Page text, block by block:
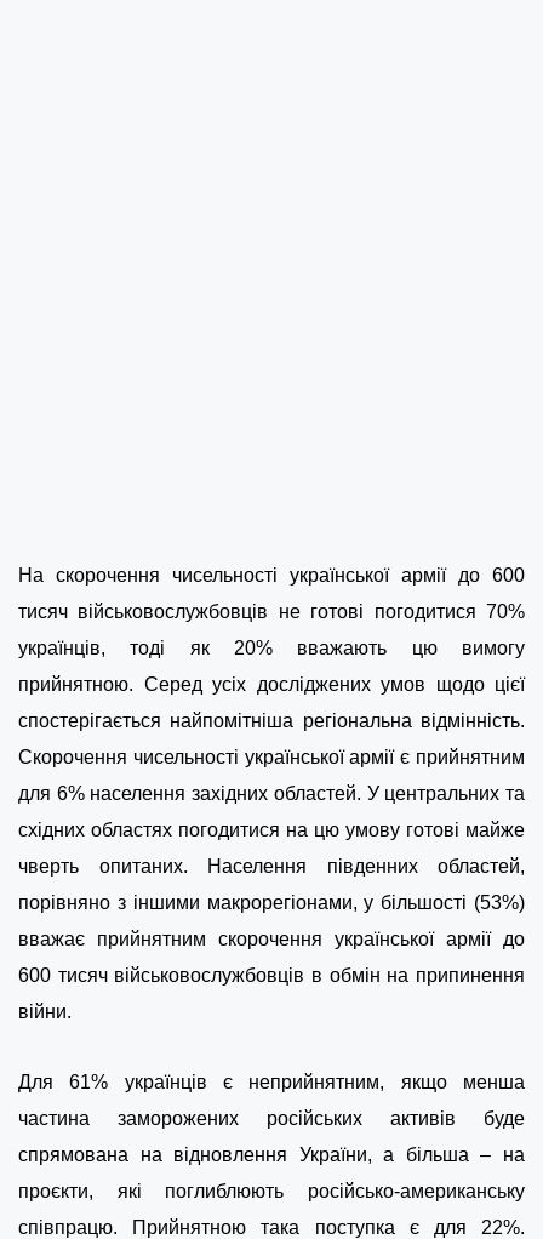
На скорочення чисельності української армії до 600
тисяч військовослужбовців не готові погодитися 70%
українців, тоді як 20% вважають цю вимогу
прийнятною. Серед усіх досліджених умов щодо цієї
спостерігається найпомітніша регіональна відмінність.
Скорочення чисельності української армії є прийнятним
для 6% населення західних областей. У центральних та
східних областях погодитися на цю умову готові майже
чверть опитаних. Населення південних областей,
порівняно з іншими макрорегіонами, у більшості (53%)
вважає прийнятним скорочення української армії до
600 тисяч військовослужбовців в обмін на припинення
війни.
Для 61% українців є неприйнятним, якщо менша
частина заморожених російських активів буде
спрямована на відновлення України, а більша – на
проєкти, які поглиблюють російсько-американську
співпрацю. Прийнятною така поступка є для 22%.